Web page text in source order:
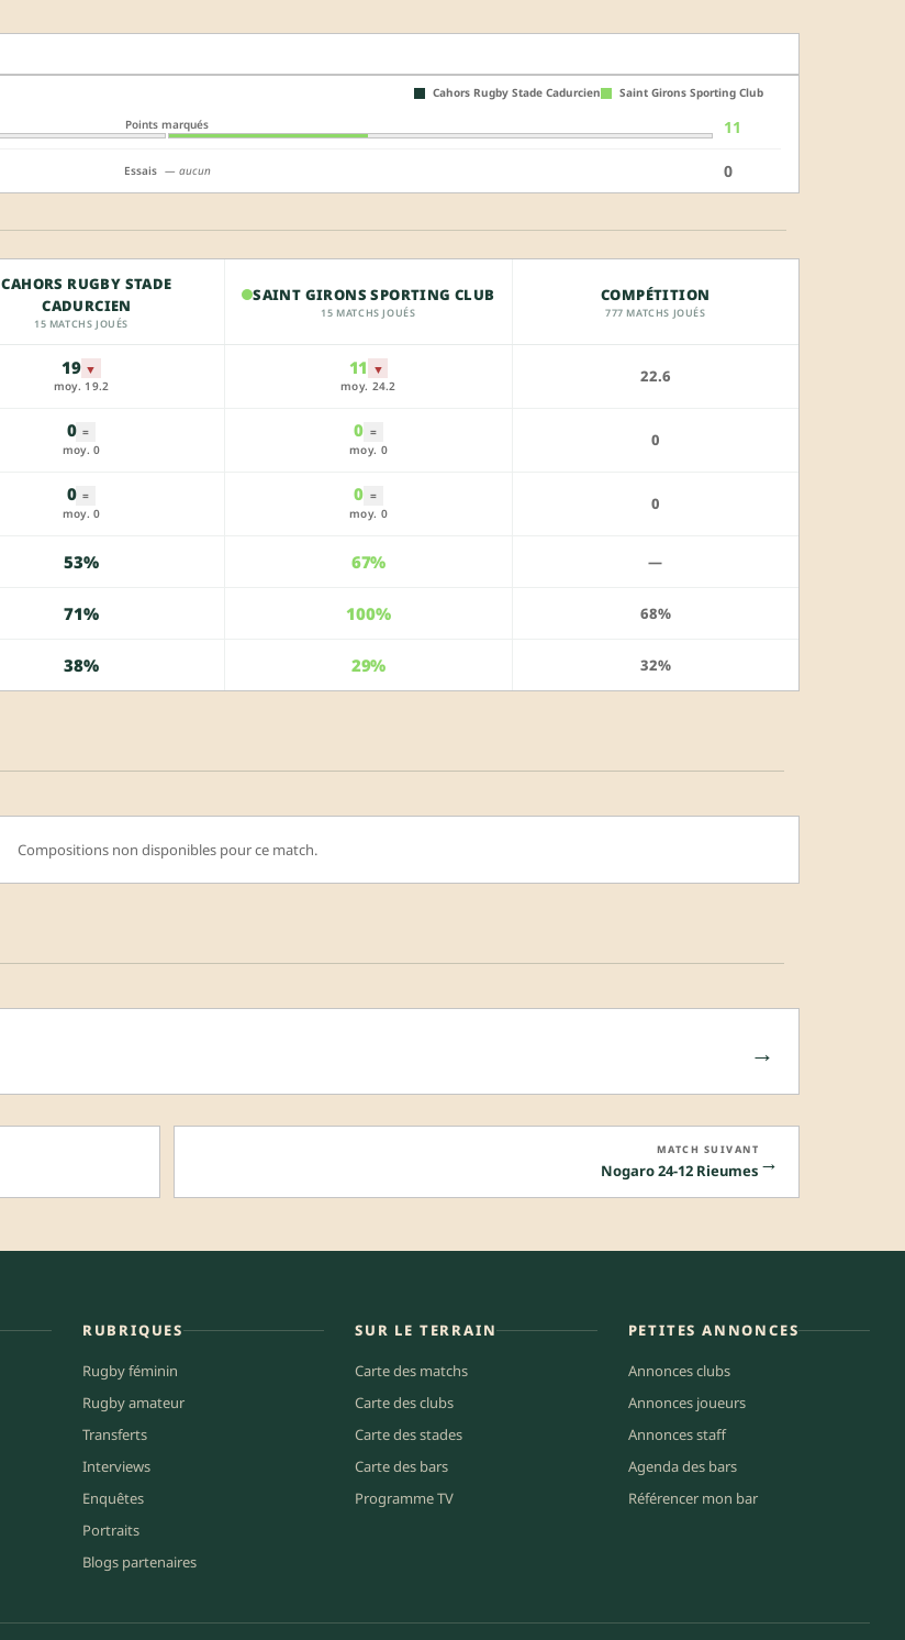
Cahors Rugby Stade Cadurcien Saint Girons Sporting Club
Points marqués 11
Essais — aucun 0
CAHORS RUGBY STADE
CADURCIEN
15 MATCHS JOUÉS
SAINT GIRONS SPORTING CLUB
15 MATCHS JOUÉS
COMPÉTITION
777 MATCHS JOUÉS
19 ▼
moy. 19.2
11 ▼
moy. 24.2 22.6
0 =
moy. 0
0 =
moy. 0
0
0 =
moy. 0
0 =
moy. 0
0
53% 67% —
71% 100% 68%
38% 29% 32%
Compositions non disponibles pour ce match.
→
→
MATCH SUIVANT
Nogaro 24-12 Rieumes
RUBRIQUES
Rugby féminin
Rugby amateur
Transferts
Interviews
Enquêtes
Portraits
Blogs partenaires
SUR LE TERRAIN
Carte des matchs
Carte des clubs
Carte des stades
Carte des bars
Programme TV
PETITES ANNONCES
Annonces clubs
Annonces joueurs
Annonces staff
Agenda des bars
Référencer mon bar